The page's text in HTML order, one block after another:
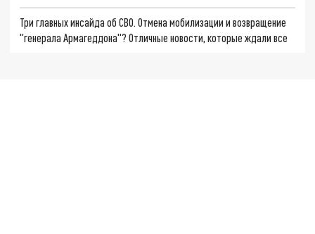
Три главных инсайда об СВО. Отмена мобилизации и возвращение
"генерала Армагеддона"? Отличные новости, которые ждали все